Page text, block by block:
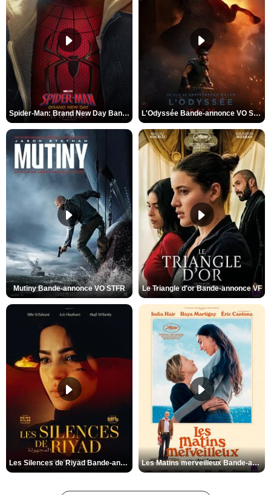
Spider-Man: Brand New Day Bande-annonce VO STFR L'Odyssée Bande-annonce VO STFR
Mutiny Bande-annonce VO STFR Le Triangle d'or Bande-annonce VF
Les Silences de Riyad Bande-annonce VO STFR Les Matins merveilleux Bande-annonce VF